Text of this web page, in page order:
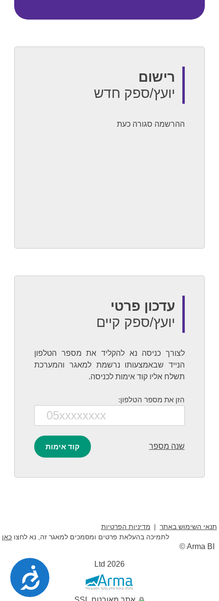
נגישות
רישום
יועץ/ספק חדש
ההרשמה סגורה כעת
עדכון פרטי
יועץ/ספק קיים
לצורך כניסה נא להקליד את מספר הטלפון
הנייד שבאמצעותו נרשמת למאגר והמערכת
תשלח אליו קוד אימות לכניסה.
הזן את מספר הטלפון:
שנה מספר
תנאי השימוש באתר
מדיניות הפרטיות
לתמיכה בהעלאת פרטים ומסמכים למאגר זה, נא לחצו כאן
© Arma BI
Ltd 2026